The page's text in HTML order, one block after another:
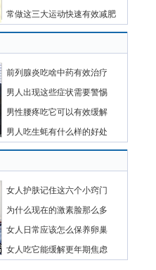
常做这三大运动快速有效减肥
前列腺炎吃啥中药有效治疗
男人出现这些症状需要警惕
男性腰疼吃它可以有效缓解
男人吃生蚝有什么样的好处
女人护肤记住这六个小窍门
为什么现在的激素脸那么多
女人日常应该怎么保养卵巢
女人吃它能缓解更年期焦虑